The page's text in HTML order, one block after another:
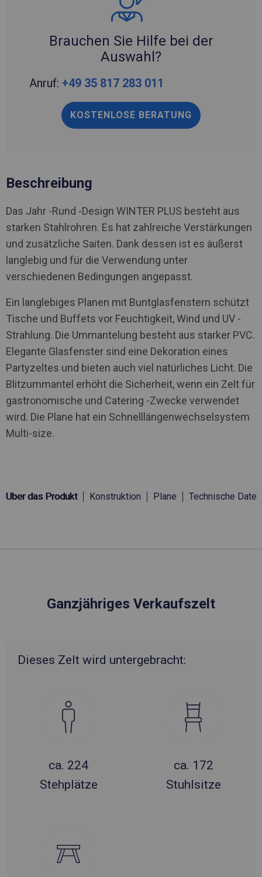
Brauchen Sie Hilfe bei der
Auswahl?
Anruf: +49 35 817 283 011
KOSTENLOSE BERATUNG
Beschreibung
Das Jahr -Rund -Design WINTER PLUS besteht aus
starken Stahlrohren. Es hat zahlreiche Verstärkungen
und zusätzliche Saiten. Dank dessen ist es äußerst
langlebig und für die Verwendung unter
verschiedenen Bedingungen angepasst.
Ein langlebiges Planen mit Buntglasfenstern schützt
Tische und Buffets vor Feuchtigkeit, Wind und UV -
Strahlung. Die Ummantelung besteht aus starker PVC.
Elegante Glasfenster sind eine Dekoration eines
Partyzeltes und bieten auch viel natürliches Licht. Die
Blitzummantel erhöht die Sicherheit, wenn ein Zelt für
gastronomische und Catering -Zwecke verwendet
wird. Die Plane hat ein Schnelllängenwechselsystem
Multi-size.
Über das Produkt Konstruktion Plane Technische Daten
Ganzjähriges Verkaufszelt
Dieses Zelt wird untergebracht:
ca. 224
Stehplätze
ca. 172
Stuhlsitze